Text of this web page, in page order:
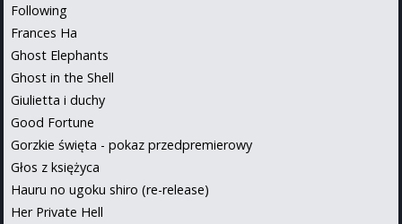
Following
Frances Ha
Ghost Elephants
Ghost in the Shell
Giulietta i duchy
Good Fortune
Gorzkie święta - pokaz przedpremierowy
Głos z księżyca
Hauru no ugoku shiro (re-release)
Her Private Hell